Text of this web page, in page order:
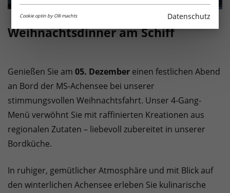
Weihnachtsdinner am Schiff
Genießen Sie am 05. Dezember einen festlichen Abend
an Bord der MS-Achensee bei unserer
stimmungsvollen Weihnachtsfahrt. Unser 4-Gang-
Menü verwöhnt Sie mit raffinierten Kreationen aus
regionalen Zutaten – liebevoll zubereitet in unserer
Bordküche.
In ruhiger, gemütlicher Atmosphäre und mit Blick auf
den winterlichen Achensee erleben Sie kulinarische
Cookie optin by Olli machts Datenschutz